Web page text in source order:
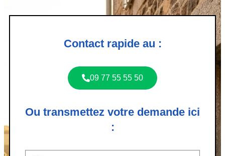
Contact rapide au :
09 77 55 55 50
Ou transmettez votre demande ici
: